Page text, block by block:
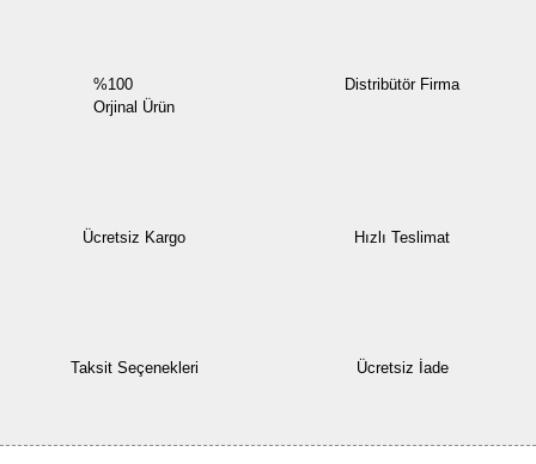
%100
Orjinal Ürün
Distribütör Firma
Ücretsiz Kargo Hızlı Teslimat
Taksit Seçenekleri Ücretsiz İade